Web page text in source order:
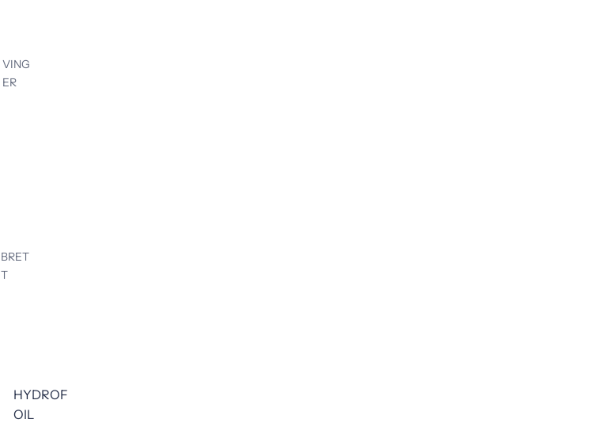
VING
ER
BRET
T
HYDROF
OIL